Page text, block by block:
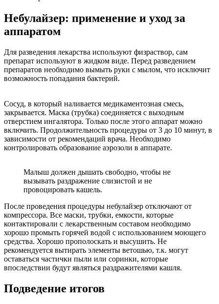
Небулайзер: применение и уход за
аппаратом
Для разведения лекарства используют физраствор, сам
препарат используют в жидком виде. Перед разведением
препаратов необходимо вымыть руки с мылом, что исключит
возможность попадания бактерий.
Сосуд, в который наливается медикаментозная смесь,
закрывается. Маска (трубка) соединяется с выходным
отверстием ингалятора. Только после этого аппарат можно
включить. Продолжительность процедуры от 3 до 10 минут, в
зависимости от рекомендаций врача. Необходимо
контролировать образование аэрозоли в аппарате.
Малыш должен дышать свободно, чтобы не
вызывать раздражение слизистой и не
провоцировать кашель.
После проведения процедуры небулайзер отключают от
компрессора. Все маски, трубки, емкости, которые
контактировали с лекарственным составом необходимо
хорошо промыть горячей водой с использованием моющего
средства. Хорошо прополоскать и высушить. Не
рекомендуется вытирать элементы ветошью, т.к. могут
оставаться частички пыли или соринки, которые
впоследствии будут являться раздражителями кашля.
Подведение итогов